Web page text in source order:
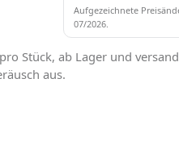
Aufgezeichnete
07/2026.
pro Stück, ab Lager und
aus.